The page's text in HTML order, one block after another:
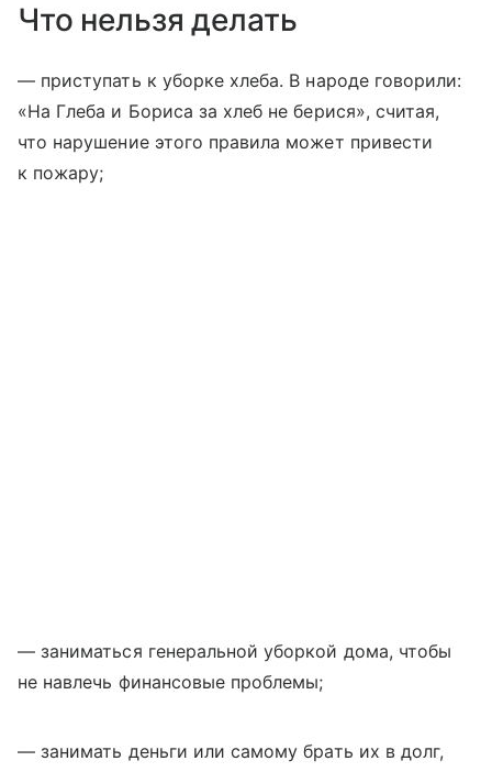
Что нельзя делать
— приступать к уборке хлеба. В народе говорили:
«На Глеба и Бориса за хлеб не берися», считая,
что нарушение этого правила может привести
к пожару;
— заниматься генеральной уборкой дома, чтобы
не навлечь финансовые проблемы;
— занимать деньги или самому брать их в долг,